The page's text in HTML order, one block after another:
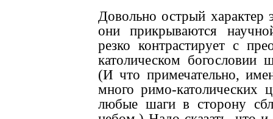
Довольно острый характер
они прикрываются
резко контрастирует с
католическом богословии
(И что примечательно,
много римо-католических
любые шаги в сторону